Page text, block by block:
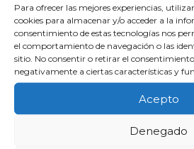
Para ofrecer las mejores experiencias,
cookies para almacenar y/o acceder a la
consentimiento de estas tecnologías nos
el comportamiento de navegación o las
sitio. No consentir o retirar el
negativamente a ciertas características y
Acepto
Denegado
Pérdidas
perdidos debido a
temporales o
Daño psicológico :
el sufrimiento
causado por el delito.
Es vital que las víctimas